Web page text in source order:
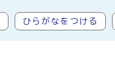
ひらがなをつける